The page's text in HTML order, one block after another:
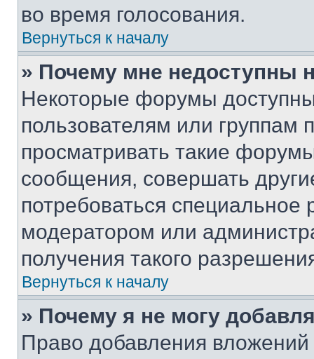
во время голосования.
Вернуться к началу
» Почему мне недоступны
Некоторые форумы
пользователям или группам
просматривать такие
сообщения, совершать
потребоваться
модератором или
получения такого
Вернуться к началу
» Почему я не могу
Право добавления